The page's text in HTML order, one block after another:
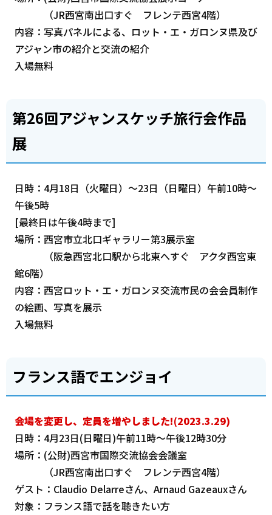
（JR西宮南出口すぐ フレンテ西宮4階）
内容：写真パネルによる、ロット・エ・ガロンヌ県及び
アジャン市の紹介と交流の紹介
入場無料
第26回アジャンスケッチ旅行会作品
展
日時：4月18日（火曜日）～23日（日曜日）午前10時～
午後5時
[最終日は午後4時まで]
場所：西宮市立北口ギャラリー第3展示室
（阪急西宮北口駅から北東へすぐ アクタ西宮東
館6階）
内容：西宮ロット・エ・ガロンヌ交流市民の会会員制作
の絵画、写真を展示
入場無料
フランス語でエンジョイ
会場を変更し、定員を増やしました!(2023.3.29)
日時：4月23日(日曜日)午前11時～午後12時30分
場所：(公財)西宮市国際交流協会会議室
（JR西宮南出口すぐ フレンテ西宮4階）
ゲスト：Claudio Delarreさん、Arnaud Gazeauxさん
対象：フランス語で話を聴きたい方